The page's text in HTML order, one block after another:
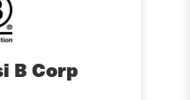
B Corp